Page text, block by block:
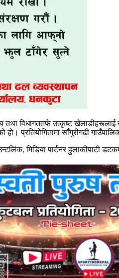
विधागततर्फ उत्कृष्ट
प्रतियोगितामा साँगुरीगढी
मिडिया पार्टनर हुलाकीपाटी